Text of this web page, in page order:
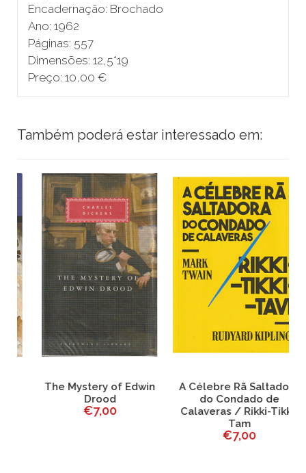
Encadernação: Brochado
Ano: 1962
Páginas: 557
Dimensões: 12,5*19
Preço: 10,00 €
Também poderá estar interessado em:
The Mystery of Edwin
Drood
€7,00
A Célebre Rã Saltadora
do Condado de
Calaveras / Rikki-Tikki-
Tam
€7,00